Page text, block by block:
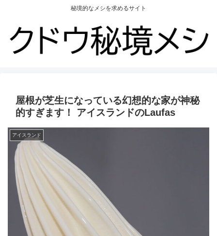
秘境的なメシを求めるサイト
屋根が芝生になっている幻想的な家が神秘
的すぎます！ アイスランドのLaufas
アイスランド